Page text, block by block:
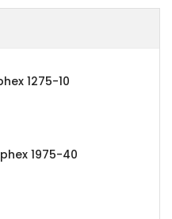
1275-10
1975-40